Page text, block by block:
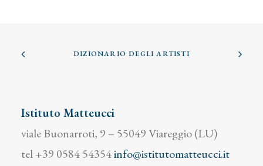
DIZIONARIO DEGLI ARTISTI
Istituto Matteucci
viale Buonarroti, 9 – 55049 Viareggio (LU)
tel +39 0584 54354info@istitutomatteucci.it